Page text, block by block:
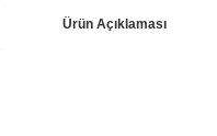
Ürün Açıklaması